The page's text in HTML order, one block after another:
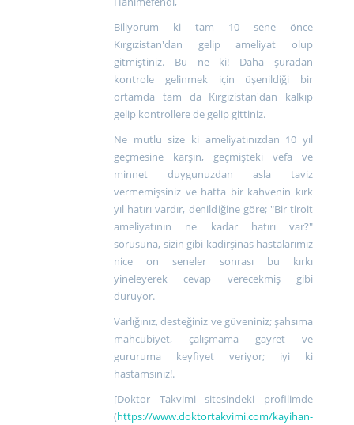
Biliyorum ki tam 10 sene önce
Kırgızistan'dan gelip ameliyat olup
gitmiştiniz. Bu ne ki! Daha şuradan
kontrole gelinmek için üşenildiği bir
ortamda tam da Kırgızistan'dan kalkıp
gelip kontrollere de gelip gittiniz.
Ne mutlu size ki ameliyatınızdan 10 yıl
geçmesine karşın, geçmişteki vefa ve
minnet duygunuzdan asla taviz
vermemişsiniz ve hatta bir kahvenin kırk
yıl hatırı vardır, denildiğine göre; "Bir tiroit
ameliyatının ne kadar hatırı var?"
sorusuna, sizin gibi kadirşinas hastalarımız
nice on seneler sonrası bu kırkı
yineleyerek cevap verecekmiş gibi
duruyor.
Varlığınız, desteğiniz ve güveniniz; şahsıma
mahcubiyet, çalışmama gayret ve
gururuma keyfiyet veriyor; iyi ki
hastamsınız!.
[Doktor Takvimi sitesindeki profilimde
(https://www.doktortakvimi.com/kayihan-